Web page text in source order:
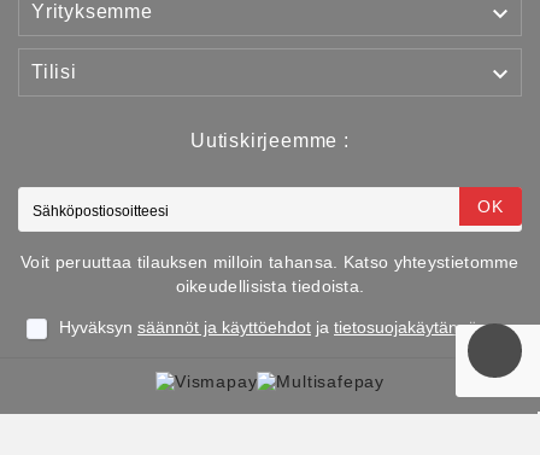
Yrityksemme 
Tilisi 
Uutiskirjeemme :
OK
Voit peruuttaa tilauksen milloin tahansa. Katso yhteystietomme
oikeudellisista tiedoista.
Hyväksyn säännöt ja käyttöehdot ja tietosuojakäytännön